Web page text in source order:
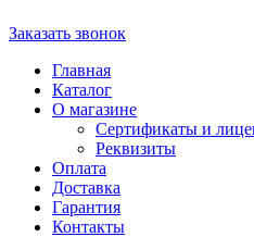
Заказать звонок
Главная
Каталог
О магазине
Сертификаты и
Реквизиты
Оплата
Доставка
Гарантия
Контакты